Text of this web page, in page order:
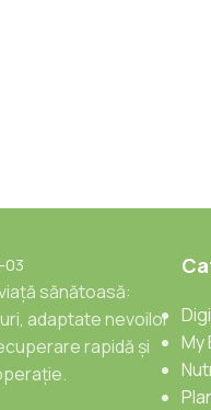
sănătoasă:
adaptate nevoilor
rapidă și
My